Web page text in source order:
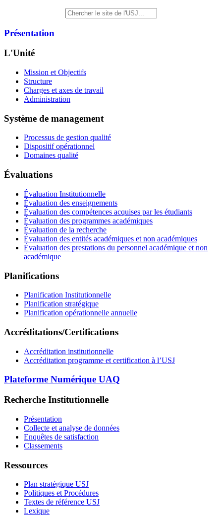
Présentation
L'Unité
Mission et Objectifs
Structure
Charges et axes de travail
Administration
Système de management
Processus de gestion qualité
Dispositif opérationnel
Domaines qualité
Évaluations
Évaluation Institutionnelle
Évaluation des enseignements
Évaluation des compétences acquises par les étudiants
Évaluation des programmes académiques
Évaluation de la recherche
Évaluation des entités académiques et non académiques
Évaluation des prestations du personnel académique et non
académique
Planifications
Planification Institutionnelle
Planification stratégique
Planification opérationnelle annuelle
Accréditations/Certifications
Accréditation institutionnelle
Accréditation programme et certification à l’USJ
Plateforme Numérique UAQ
Recherche Institutionnelle
Présentation
Collecte et analyse de données
Enquêtes de satisfaction
Classements
Ressources
Plan stratégique USJ
Politiques et Procédures
Textes de référence USJ
Lexique